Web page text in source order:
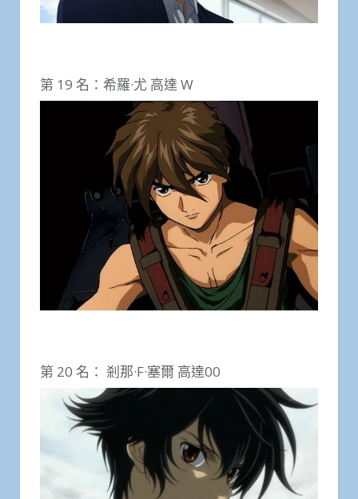
第 19 名：希羅·尤 高達 W
第 20 名： 剎那·F·塞爾 高達00